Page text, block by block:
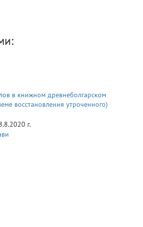
в книжном древнеболгарском
восстановления утроченного)
г.